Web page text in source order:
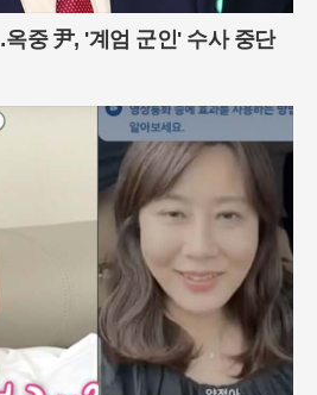
중 尹, '계엄 군인' 수사 중단